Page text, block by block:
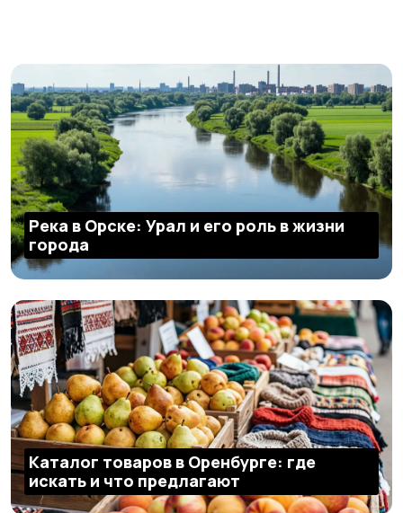
Река в Орске: Урал и его роль в жизни
города
Каталог товаров в Оренбурге: где
искать и что предлагают